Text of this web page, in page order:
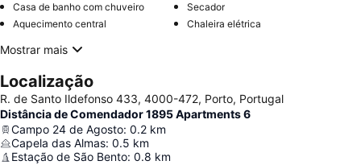
Casa de banho com chuveiro
Secador
Aquecimento central
Chaleira elétrica
Mostrar mais
Localização
R. de Santo Ildefonso 433, 4000-472, Porto, Portugal
Distância de Comendador 1895 Apartments 6
Campo 24 de Agosto: 0.2 km
Capela das Almas: 0.5 km
Estação de São Bento: 0.8 km